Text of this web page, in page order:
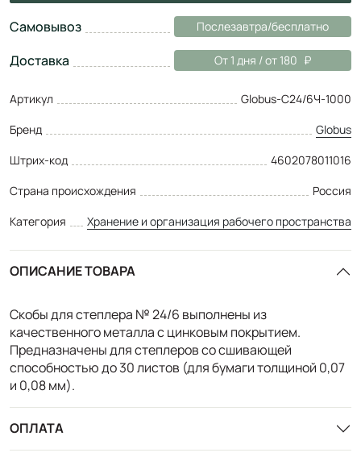
Самовывоз Послезавтра/бесплатно
Доставка От 1 дня / от 180
Артикул
Globus-С24/6Ч-1000
Бренд
Globus
Штрих-код
4602078011016
Страна происхождения
Россия
Категория
Хранение и организация рабочего пространства
ОПИСАНИЕ ТОВАРА
Скобы для степлера № 24/6 выполнены из
качественного металла с цинковым покрытием.
Предназначены для степлеров со сшивающей
способностью до 30 листов (для бумаги толщиной 0,07
и 0,08 мм).
ОПЛАТА